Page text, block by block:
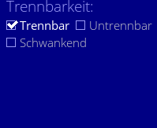
Trennbarkeit:
Trennbar
Untrennbar
Schwankend